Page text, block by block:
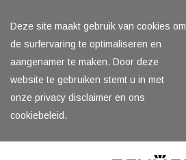
Deze site maakt gebruik van cookies om
de surfervaring te optimaliseren en
aangenamer te maken. Door deze
website te gebruiken stemt u in met
onze privacy disclaimer en ons
cookiebeleid.